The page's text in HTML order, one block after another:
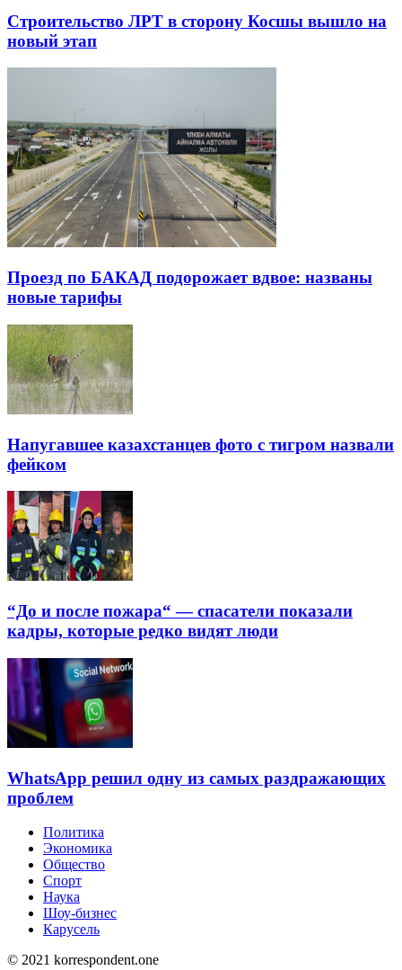
Строительство ЛРТ в сторону Косшы вышло на
новый этап
Проезд по БАКАД подорожает вдвое: названы
новые тарифы
Напугавшее казахстанцев фото с тигром назвали
фейком
“До и после пожара“ — спасатели показали
кадры, которые редко видят люди
WhatsApp решил одну из самых раздражающих
проблем
Политика
Экономика
Общество
Спорт
Наука
Шоу-бизнес
Карусель
© 2021 korrespondent.one